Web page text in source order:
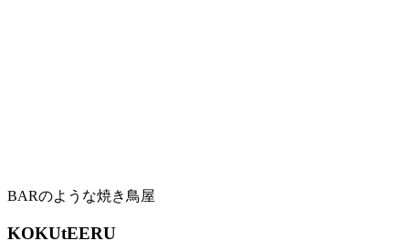
BARのような焼き鳥屋
KOKUtEERU